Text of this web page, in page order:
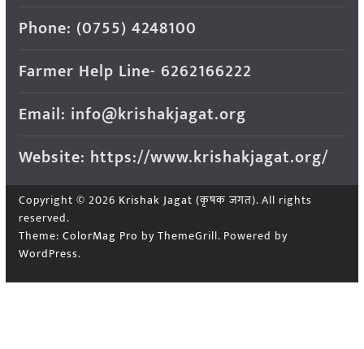
Phone: (0755) 4248100
Farmer Help Line- 6262166222
Email: info@krishakjagat.org
Website: https://www.krishakjagat.org/
Copyright © 2026 Krishak Jagat (कृषक जगत). All rights
reserved.
Theme: ColorMag Pro by ThemeGrill. Powered by
WordPress.